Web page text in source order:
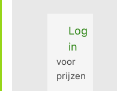
Log
in
voor
prijzen